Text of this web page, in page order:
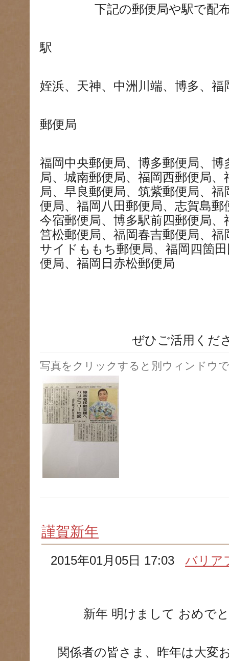
下記の郵便局や駅で配
駅
姪浜、天神、中洲川端、博多、福
郵便局
福岡中央郵便局、博多郵便局、
局、城南郵便局、福岡西郵便局
局、早良郵便局、筑紫郵便局、
便局、福岡八田郵便局、志賀島
今宿郵便局、博多駅前四郵便局
筥松郵便局、福岡春吉郵便局、
サイドももち郵便局、福岡四箇
便局、福岡日赤松郵便局
ぜひご活用くだ
写真をクリックすると別ウィンドウ
謹賀新年
2015年01月05日 17:03バリア
新年 明けまして おめで
関係者の皆さま、昨年は大変